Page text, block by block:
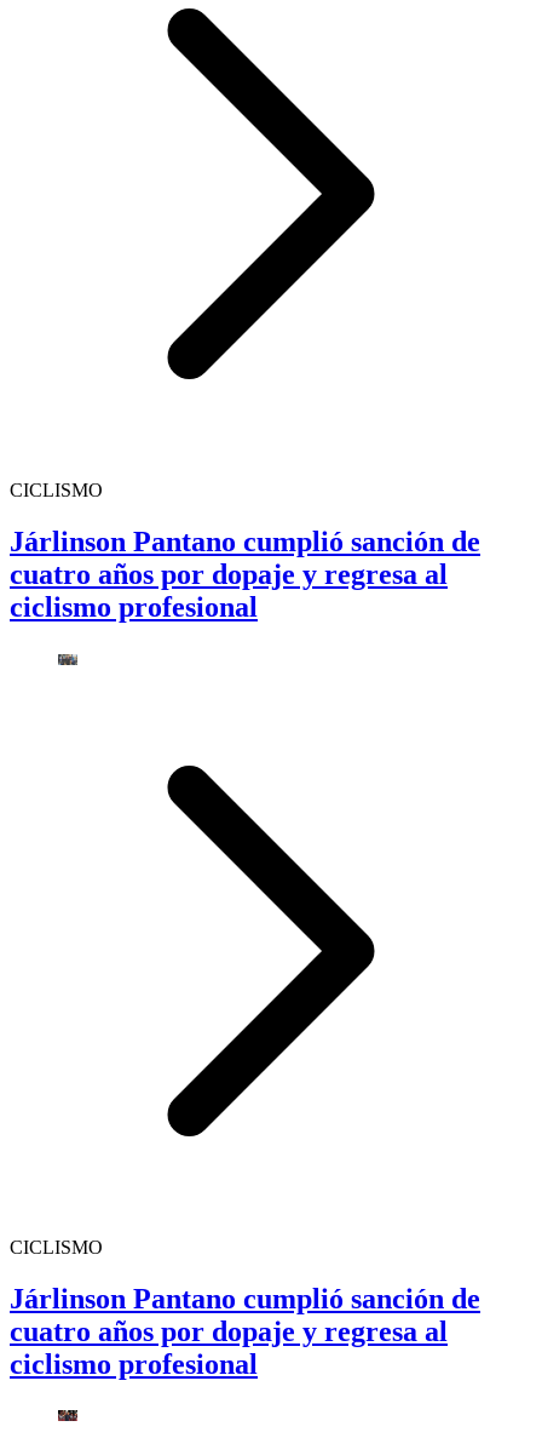
CICLISMO
Járlinson Pantano cumplió sanción de
cuatro años por dopaje y regresa al
ciclismo profesional
CICLISMO
Járlinson Pantano cumplió sanción de
cuatro años por dopaje y regresa al
ciclismo profesional